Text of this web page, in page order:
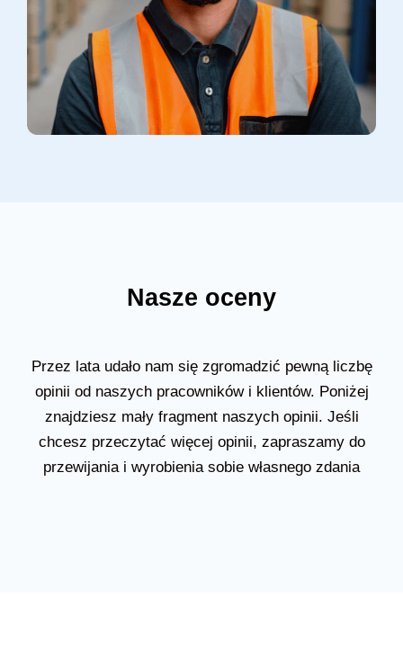
Nasze oceny
Przez lata udało nam się zgromadzić pewną liczbę
opinii od naszych pracowników i klientów. Poniżej
znajdziesz mały fragment naszych opinii. Jeśli
chcesz przeczytać więcej opinii, zapraszamy do
przewijania i wyrobienia sobie własnego zdania